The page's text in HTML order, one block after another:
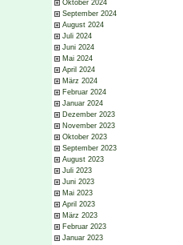
Oktober 2024
September 2024
August 2024
Juli 2024
Juni 2024
Mai 2024
April 2024
März 2024
Februar 2024
Januar 2024
Dezember 2023
November 2023
Oktober 2023
September 2023
August 2023
Juli 2023
Juni 2023
Mai 2023
April 2023
März 2023
Februar 2023
Januar 2023